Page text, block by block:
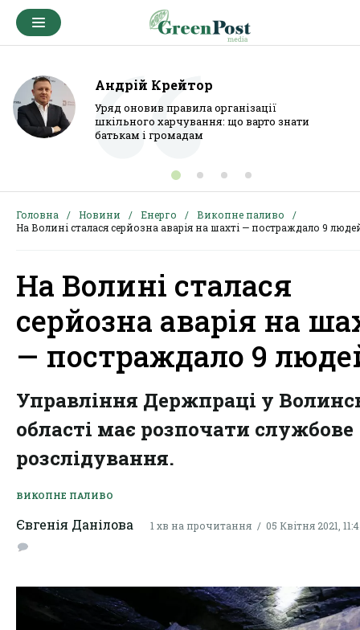
Андрій Крейтор
Уряд оновив правила організації
шкільного харчування: що варто знати
батькам і громадам
Головна Новини Енерго
Викопне паливо
На Волині сталася серйозна аварія на шахті — постраждало 9
На Волині сталася
серйозна аварія на
— постраждало 9
Управління Держпраці у
області має розпочати службове
розслідування.
ВИКОПНЕ ПАЛИВО
Євгенія Данілова 1 хв на прочитання 05 Квітня 2021,